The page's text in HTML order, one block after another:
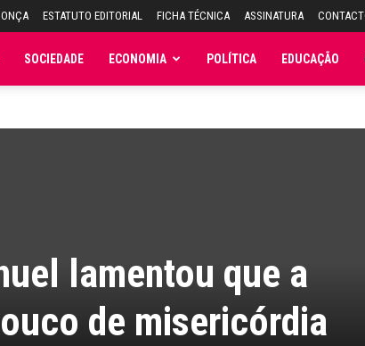
ESTATUTO EDITORIAL FICHA TÉCNICA ASSINATURA
SOCIEDADE ECONOMIA POLÍTICA EDUCAÇÃO
lamentou que a
de misericórdia